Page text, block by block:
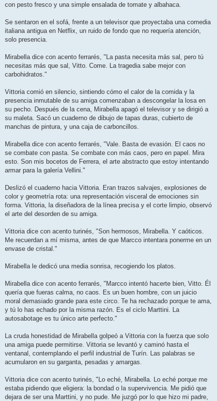
con pesto fresco y una simple ensalada de tomate y albahaca.
Se sentaron en el sofá, frente a un televisor que proyectaba una comedia
italiana antigua en Netflix, un ruido de fondo que no requería atención,
solo presencia.
Mirabella dice con acento ferrarés, "La pasta necesita más sal, pero tú
necesitas más que sal, Vitto. Come. La tragedia sabe mejor con
carbohidratos."
Vittoria comió en silencio, sintiendo cómo el calor de la comida y la
presencia inmutable de su amiga comenzaban a descongelar la losa en
su pecho. Después de la cena, Mirabella apagó el televisor y se dirigió a
su maleta. Sacó un cuaderno de dibujo de tapas duras, cubierto de
manchas de pintura, y una caja de carboncillos.
Mirabella dice con acento ferrarés, "Vale. Basta de evasión. El caos no
se combate con pasta. Se combate con más caos, pero en papel. Mira
esto. Son mis bocetos de Ferrera, el arte abstracto que estoy intentando
armar para la galería Vellini."
Deslizó el cuaderno hacia Vittoria. Eran trazos salvajes, explosiones de
color y geometría rota: una representación visceral de emociones sin
forma. Vittoria, la diseñadora de la línea precisa y el corte limpio, observó
el arte del desorden de su amiga.
Vittoria dice con acento turinés, "Son hermosos, Mirabella. Y caóticos.
Me recuerdan a mí misma, antes de que Marcco intentara ponerme en un
envase de cristal."
Mirabella le dedicó una media sonrisa, recogiendo los platos.
Mirabella dice con acento ferrarés, "Marcco intentó hacerte bien, Vitto. Él
quería que fueras calma, no caos. Es un buen hombre, con un juicio
moral demasiado grande para este circo. Te ha rechazado porque te ama,
y tú lo has echado por la misma razón. Es el ciclo Marttini. La
autosabotage es tu único arte perfecto."
La cruda honestidad de Mirabella golpeó a Vittoria con la fuerza que solo
una amiga puede permitirse. Vittoria se levantó y caminó hasta el
ventanal, contemplando el perfil industrial de Turín. Las palabras se
acumularon en su garganta, pesadas y amargas.
Vittoria dice con acento turinés, "Lo eché, Mirabella. Lo eché porque me
estaba pidiendo que eligiera: la bondad o la supervivencia. Me pidió que
dejara de ser una Marttini, y no pude. Me juzgó por lo que hizo mi padre,